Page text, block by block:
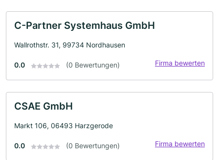
C-Partner Systemhaus GmbH
Wallrothstr. 31, 99734 Nordhausen
0.0 (0 Bewertungen) Firma bewerten
CSAE GmbH
Markt 106, 06493 Harzgerode
0.0 (0 Bewertungen) Firma bewerten